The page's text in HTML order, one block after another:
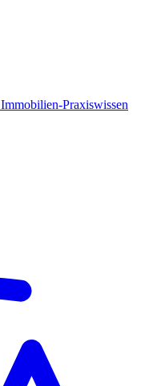
Immobilien-Praxiswissen